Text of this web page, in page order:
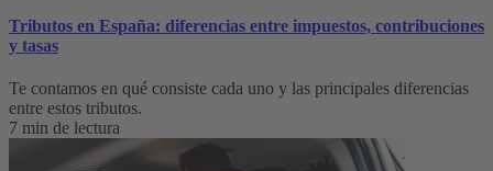
Tributos en España: diferencias entre impuestos, contribuciones
y tasas
Te contamos en qué consiste cada uno y las principales diferencias
entre estos tributos.
7 min de lectura